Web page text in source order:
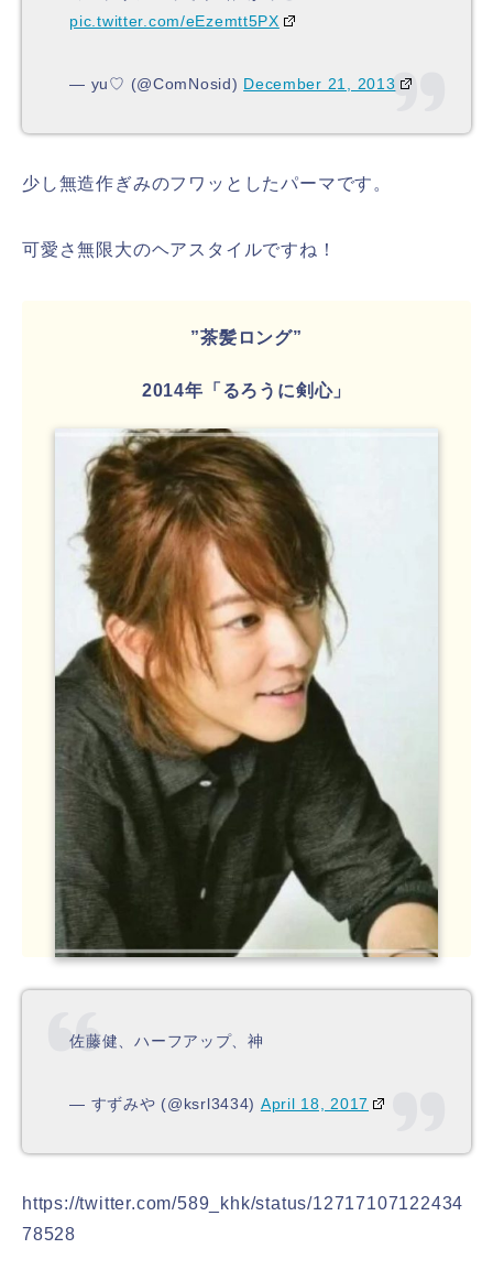
pic.twitter.com/eEzemtt5PX
— yu♡ (@ComNosid) December 21, 2013
少し無造作ぎみのフワッとしたパーマです。
可愛さ無限大のヘアスタイルですね！
”茶髪ロング”
2014年「るろうに剣心」
佐藤健、ハーフアップ、神
— すずみや (@ksrl3434) April 18, 2017
https://twitter.com/589_khk/status/12717107122434
78528